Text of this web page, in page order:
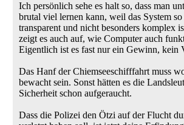
Ich persönlich sehe es halt so, dass man
brutal viel lernen kann, weil das System
transparent und nicht besonders komplex
zeigt es auch auf, wie Computer auch
Eigentlich ist es fast nur ein Gewinn, kein
Das Hanf der Chiemseeschifffahrt muss
bewacht sein. Sonst hätten es die
Sicherheit schon aufgeraucht.
Dass die Polizei den Ötzi auf der Flucht